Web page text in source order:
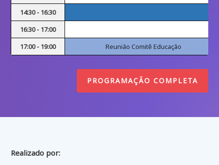
14:30 - 16:30
16:30 - 17:00
17:00 - 19:00
Reunião Comitê Educação
PROGRAMAÇÃO COMPLETA
Realizado por: